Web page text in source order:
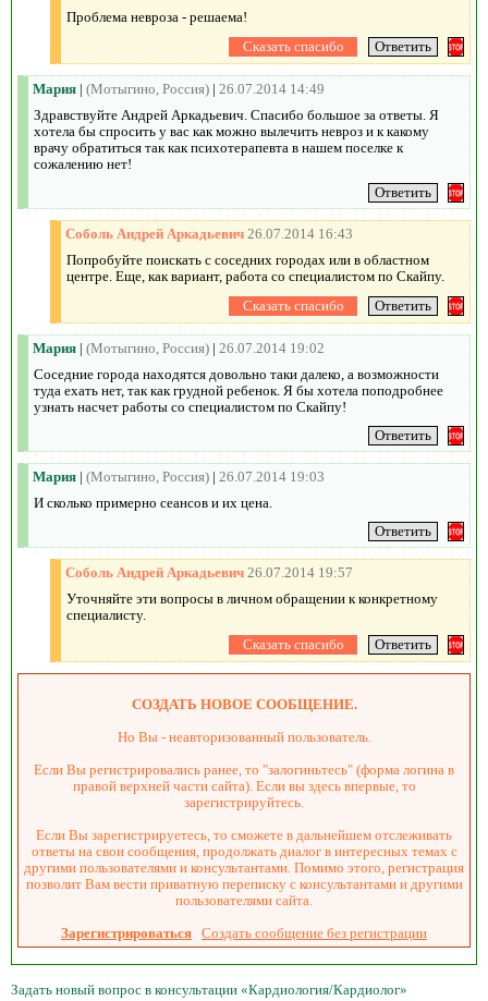
Проблема невроза - решаема!
Мария | (Мотыгино, Россия) | 26.07.2014 14:49
Здравствуйте Андрей Аркадьевич. Спасибо большое за ответы. Я
хотела бы спросить у вас как можно вылечить невроз и к какому
врачу обратиться так как психотерапевта в нашем поселке к
сожалению нет!
Соболь Андрей Аркадьевич 26.07.2014 16:43
Попробуйте поискать с соседних городах или в областном
центре. Еще, как вариант, работа со специалистом по Скайпу.
Мария | (Мотыгино, Россия) | 26.07.2014 19:02
Соседние города находятся довольно таки далеко, а возможности
туда ехать нет, так как грудной ребенок. Я бы хотела поподробнее
узнать насчет работы со специалистом по Скайпу!
Мария | (Мотыгино, Россия) | 26.07.2014 19:03
И сколько примерно сеансов и их цена.
Соболь Андрей Аркадьевич 26.07.2014 19:57
Уточняйте эти вопросы в личном обращении к конкретному
специалисту.
СОЗДАТЬ НОВОЕ СООБЩЕНИЕ.
Но Вы - неавторизованный пользователь.
Если Вы регистрировались ранее, то "залогиньтесь" (форма логина в
правой верхней части сайта). Если вы здесь впервые, то
зарегистрируйтесь.
Если Вы зарегистрируетесь, то сможете в дальнейшем отслеживать
ответы на свои сообщения, продолжать диалог в интересных темах с
другими пользователями и консультантами. Помимо этого, регистрация
позволит Вам вести приватную переписку с консультантами и другими
пользователями сайта.
Зарегистрироваться Создать сообщение без регистрации
Задать новый вопрос в консультации «Кардиология/Кардиолог»